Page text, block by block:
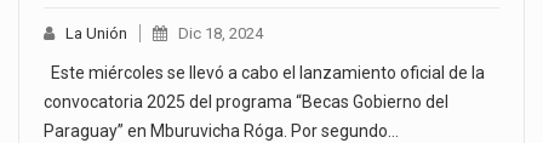
La Unión Dic 18, 2024
Este miércoles se llevó a cabo el lanzamiento oficial de la
convocatoria 2025 del programa “Becas Gobierno del
Paraguay” en Mburuvicha Róga. Por segundo…